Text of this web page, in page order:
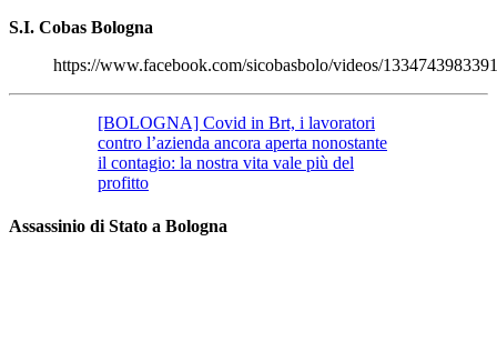
S.I. Cobas Bologna
https://www.facebook.com/sicobasbolo/videos/
[BOLOGNA] Covid in Brt, i lavoratori
contro l’azienda ancora aperta nonostante
il contagio: la nostra vita vale più del
profitto
Assassinio di Stato a Bologna